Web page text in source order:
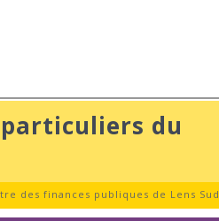
du
des finances publiques de Lens Sud